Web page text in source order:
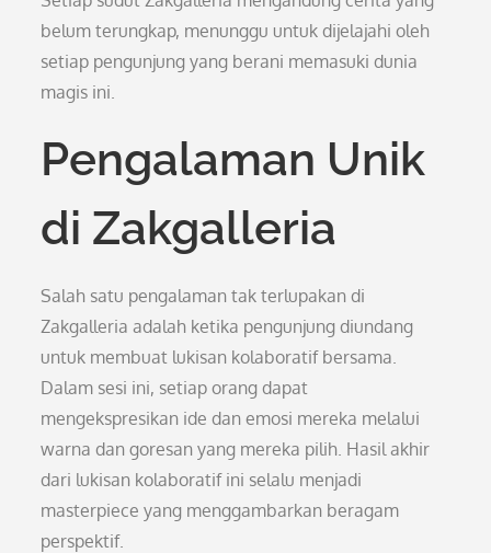
belum terungkap, menunggu untuk dijelajahi oleh
setiap pengunjung yang berani memasuki dunia
magis ini.
Pengalaman Unik
di Zakgalleria
Salah satu pengalaman tak terlupakan di
Zakgalleria adalah ketika pengunjung diundang
untuk membuat lukisan kolaboratif bersama.
Dalam sesi ini, setiap orang dapat
mengekspresikan ide dan emosi mereka melalui
warna dan goresan yang mereka pilih. Hasil akhir
dari lukisan kolaboratif ini selalu menjadi
masterpiece yang menggambarkan beragam
perspektif.